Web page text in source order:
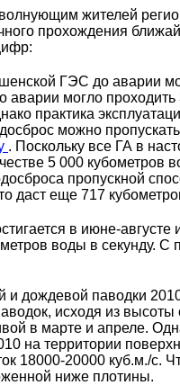
жителей
прохождения
ГЭС до аварии
аварии могло
практика
можно пропускать
. Поскольку все ГА в
5 000
пропускной
даст еще 717
в июне-
воды в секунду.
и дождевой паводки
исходя из
в марте и апреле.
на территории
18000-20000 куб.м./
ниже плотины.